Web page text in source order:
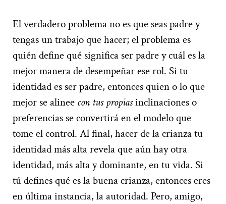
El verdadero problema no es que seas padre y
tengas un trabajo que hacer; el problema es
quién define qué significa ser padre y cuál es la
mejor manera de desempeñar ese rol. Si tu
identidad es ser padre, entonces quien o lo que
mejor se alinee con tus propiasinclinaciones o
preferencias se convertirá en el modelo que
tome el control. Al final, hacer de la crianza tu
identidad más alta revela que aún hay otra
identidad, más alta y dominante, en tu vida. Si
tú defines qué es la buena crianza, entonces eres
en última instancia, la autoridad. Pero, amigo,